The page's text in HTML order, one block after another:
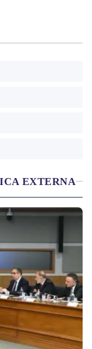
EXTERNA
Realitatea PLUS